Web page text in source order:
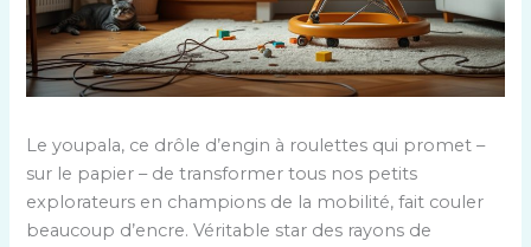
Le youpala, ce drôle d’engin à roulettes qui promet –
sur le papier – de transformer tous nos petits
explorateurs en champions de la mobilité, fait couler
beaucoup d’encre. Véritable star des rayons de